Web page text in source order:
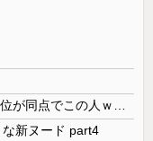
新ヌード part4